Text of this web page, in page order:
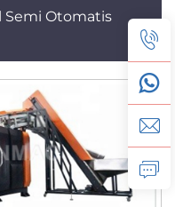
Semi Otomatis